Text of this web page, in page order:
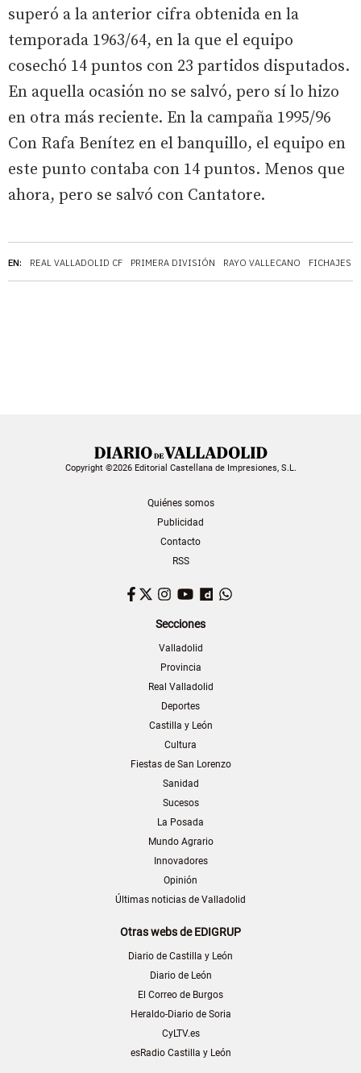
EN: REAL VALLADOLID CF PRIMERA DIVISIÓN RAYO VALLECANO FICHAJES
superó a la anterior cifra obtenida en la
temporada 1963/64, en la que el equipo
cosechó 14 puntos con 23 partidos disputados.
En aquella ocasión no se salvó, pero sí lo hizo
en otra más reciente. En la campaña 1995/96
Con Rafa Benítez en el banquillo, el equipo en
este punto contaba con 14 puntos. Menos que
ahora, pero se salvó con Cantatore.
Copyright ©2026 Editorial Castellana de Impresiones, S.L.
Quiénes somos
Publicidad
Contacto
RSS
Facebook
TwitterInstagram
YouTubeDailymotion
Secciones
Valladolid
Provincia
Real Valladolid
Deportes
Castilla y León
Cultura
Fiestas de San Lorenzo
Sanidad
Sucesos
La Posada
Mundo Agrario
Innovadores
Opinión
Últimas noticias de Valladolid
Otras webs de EDIGRUP
Diario de Castilla y León
Diario de León
El Correo de Burgos
Heraldo-Diario de Soria
CyLTV.es
esRadio Castilla y León